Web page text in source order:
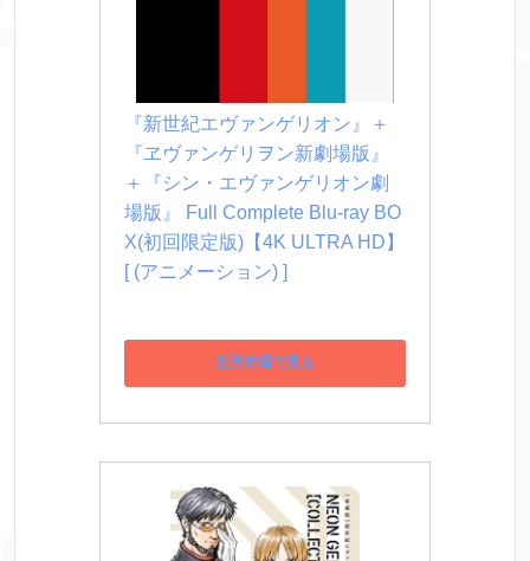
『新世紀エヴァンゲリオン』＋
『ヱヴァンゲリヲン新劇場版』
＋『シン・エヴァンゲリオン劇
場版』 Full Complete Blu-ray BO
X(初回限定版)【4K ULTRA HD】
[ (アニメーション) ]
楽天市場で見る